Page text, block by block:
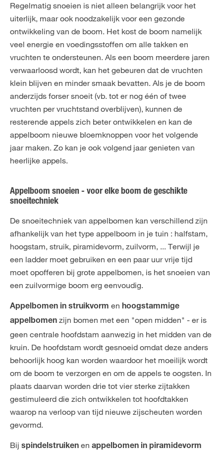
Regelmatig snoeien is niet alleen belangrijk voor het
uiterlijk, maar ook noodzakelijk voor een gezonde
ontwikkeling van de boom. Het kost de boom namelijk
veel energie en voedingsstoffen om alle takken en
vruchten te ondersteunen. Als een boom meerdere jaren
verwaarloosd wordt, kan het gebeuren dat de vruchten
klein blijven en minder smaak bevatten. Als je de boom
anderzijds forser snoeit (vb. tot er nog één of twee
vruchten per vruchtstand overblijven), kunnen de
resterende appels zich beter ontwikkelen en kan de
appelboom nieuwe bloemknoppen voor het volgende
jaar maken. Zo kan je ook volgend jaar genieten van
heerlijke appels.
Appelboom snoeien - voor elke boom de geschikte
snoeitechniek
De snoeitechniek van appelbomen kan verschillend zijn
afhankelijk van het type appelboom in je tuin : halfstam,
hoogstam, struik, piramidevorm, zuilvorm, ... Terwijl je
een ladder moet gebruiken en een paar uur vrije tijd
moet opofferen bij grote appelbomen, is het snoeien van
een zuilvormige boom erg eenvoudig.
Appelbomen in struikvorm en hoogstammige
appelbomen zijn bomen met een "open midden" - er is
geen centrale hoofdstam aanwezig in het midden van de
kruin. De hoofdstam wordt gesnoeid omdat deze anders
behoorlijk hoog kan worden waardoor het moeilijk wordt
om de boom te verzorgen en om de appels te oogsten. In
plaats daarvan worden drie tot vier sterke zijtakken
gestimuleerd die zich ontwikkelen tot hoofdtakken
waarop na verloop van tijd nieuwe zijscheuten worden
gevormd.
Bij spindelstruiken en appelbomen in piramidevorm